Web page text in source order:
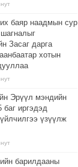
баяр наадмын сур
Засаг дарга
хотын
Эрүүл мэндийн
баг иргэдэд
үзүүлж
барилдааны